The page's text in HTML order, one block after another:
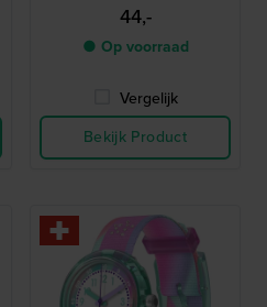
44,-
● Op voorraad
Vergelijk
Bekijk Product